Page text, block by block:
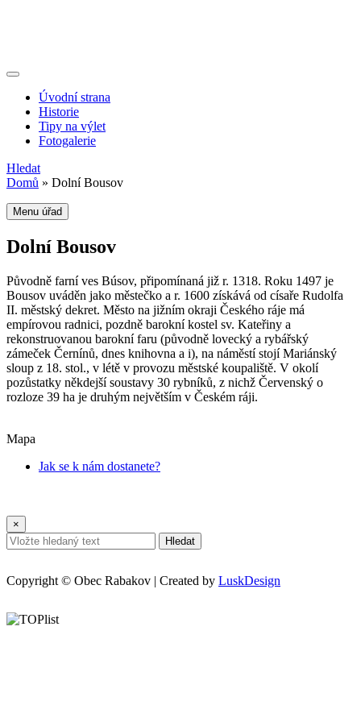
Úvodní strana
Historie
Tipy na výlet
Fotogalerie
Hledat
Domů » Dolní Bousov
Menu úřad
Dolní Bousov
Původně farní ves Búsov, připomínaná již r. 1318. Roku 1497 je
Bousov uváděn jako městečko a r. 1600 získává od císaře Rudolfa
II. městský dekret. Město na jižním okraji Českého ráje má
empírovou radnici, pozdně barokní kostel sv. Kateřiny a
rekonstruovanou barokní faru (původně lovecký a rybářský
zámeček Černínů, dnes knihovna a i), na náměstí stojí Mariánský
sloup z 18. stol., v létě v provozu městské koupaliště. V okolí
pozůstatky někdejší soustavy 30 rybníků, z nichž Červenský o
rozloze 39 ha je druhým největším v Českém ráji.
Mapa
Jak se k nám dostanete?
×
Hledat
Copyright © Obec Rabakov | Created by LuskDesign